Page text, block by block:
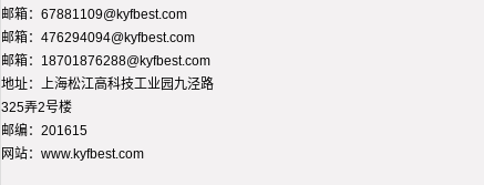
邮箱：67881109@kyfbest.com
邮箱：476294094@kyfbest.com
邮箱：18701876288@kyfbest.com
地址：上海松江高科技工业园九泾路
325弄2号楼
邮编：201615
网站：www.kyfbest.com